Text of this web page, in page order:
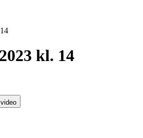
kl. 14
video